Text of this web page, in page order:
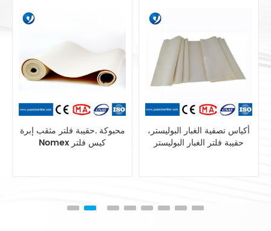
أكياس تصفية الغبار البوليستر،
حقيبة فلتر الغبار البوليستر
مزج بوليستر الاستاتيكيه حقيبة
تصفية أنظمة جمع الغبار